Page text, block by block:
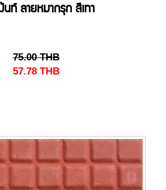
ม้นท์ ลายหมากรุก สีเทา
75.00 THB
57.78 THB